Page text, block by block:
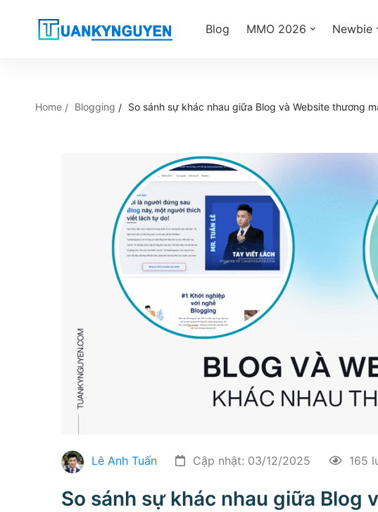
Blog MMO 2026 Newbie
Home Blogging So sánh sự khác nhau giữa Blog và Website thương
Lê Anh Tuấn Cập nhật: 03/12/2025 165
So sánh sự khác nhau giữa Blog